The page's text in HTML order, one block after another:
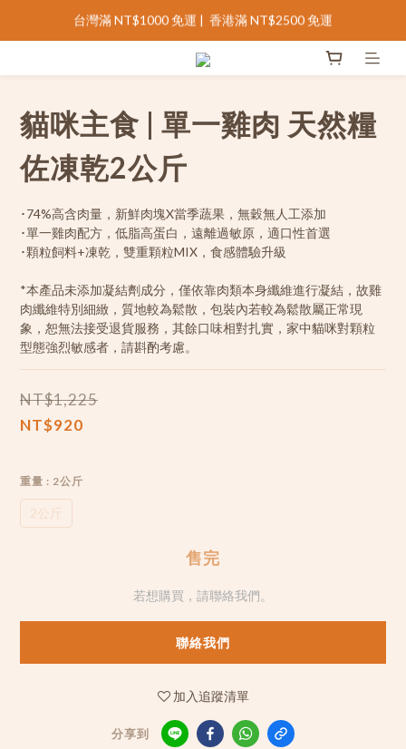
完善會員資料領 NT$100 購物金
完善會員資料領 NT$100 購物金
台灣滿 NT$1000 免運 |  香港滿 NT$2500 免運
貓咪主食 | 單一雞肉 天然糧
佐凍乾2公斤
･74%高含肉量，新鮮肉塊X當季蔬果，無穀無人工添加
･單一雞肉配方，低脂高蛋白，遠離過敏原，適口性首選
･顆粒飼料+凍乾，雙重顆粒MIX，食感體驗升級
*本產品未添加凝結劑成分，僅依靠肉類本身纖維進行凝結，故雞
肉纖維特別細緻，質地較為鬆散，包裝內若較為鬆散屬正常現
象，恕無法接受退貨服務，其餘口味相對扎實，家中貓咪對顆粒
型態強烈敏感者，請斟酌考慮。
NT$1,225
NT$920
重量 : 2公斤
2公斤
售完
若想購買，請聯絡我們。
聯絡我們
加入追蹤清單
分享到